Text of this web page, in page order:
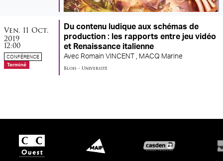
vendredi
Ven. 11 octobre
Oct.
2019
12:00
CONFÉRENCE
Terminé
Du contenu ludique aux schémas de
production : les rapports entre jeu vidéo
et Renaissance italienne
Avec Romain VINCENT ,
MACQ Marine
Blois • Université